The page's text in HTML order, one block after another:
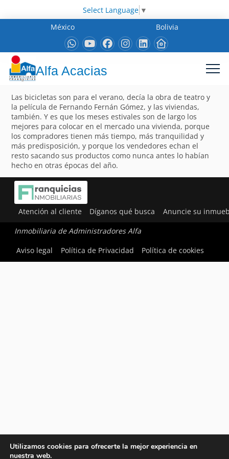
Select Language ▼
México
Bolivia
Alfa Acacias
Las bicicletas son para el verano, decía la obra de teatro y
la película de Fernando Fernán Gómez, y las viviendas,
también. Y es que los meses estivales son de largo los
mejores para colocar en el mercado una vivienda, porque
los compradores tienen más tiempo, más tranquilidad y
más predisposición, y porque los vendedores echan el
resto sacando sus productos como nunca antes lo habían
hecho en otras épocas del año.
Atención al cliente Díganos qué busca Anuncie su
Inmobiliaria de Administradores Alfa
Aviso legal
Política de Privacidad Política de cookies
Utilizamos cookies para ofrecerte la mejor experiencia en
nuestra web.